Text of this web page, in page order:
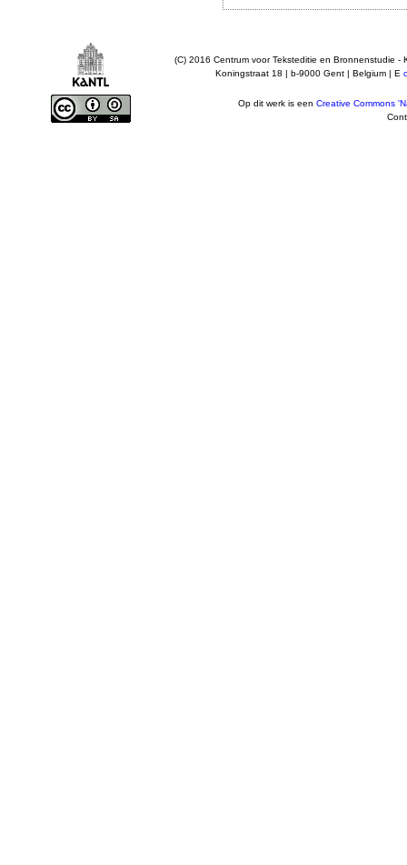
(C) 2016 Centrum voor Teksteditie en Bronnenstudie
Koningstraat 18 | b-9000 Gent | Belgium | E
Op dit werk is een Creative Commons